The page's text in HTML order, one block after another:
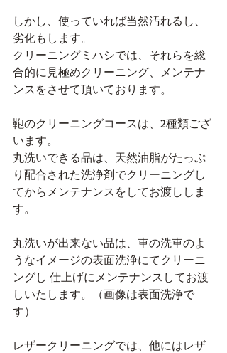
しかし、使っていれば当然汚れるし、
劣化もします。
クリーニングミハシでは、それらを総
合的に見極めクリーニング、メンテナ
ンスをさせて頂いております。
鞄のクリーニングコースは、2種類ござ
います。
丸洗いできる品は、天然油脂がたっぷ
り配合された洗浄剤でクリーニングし
てからメンテナンスをしてお渡ししま
す。
丸洗いが出来ない品は、車の洗車のよ
うなイメージの表面洗浄にてクリーニ
ングし 仕上げにメンテナンスしてお渡
しいたします。（画像は表面洗浄で
す）
レザークリーニングでは、他にはレザ